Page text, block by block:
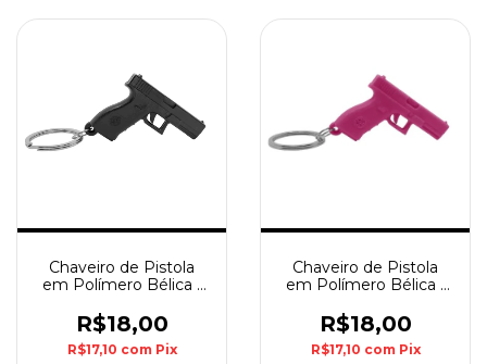
Chaveiro de Pistola
em Polímero Bélica -
R$18,00
R$17,10 com Pix
Chaveiro de Pistola
em Polímero Bélica -
R$18,00
R$17,10 com Pix